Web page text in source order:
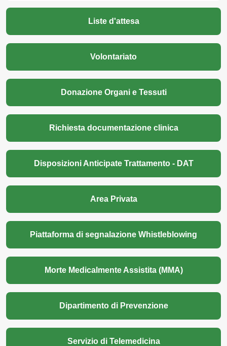
Liste d'attesa
Volontariato
Donazione Organi e Tessuti
Richiesta documentazione clinica
Disposizioni Anticipate Trattamento - DAT
Area Privata
Piattaforma di segnalazione Whistleblowing
Morte Medicalmente Assistita (MMA)
Dipartimento di Prevenzione
Servizio di Telemedicina